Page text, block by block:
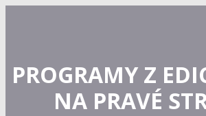
PROGRAMY Z
NA PRAVÉ